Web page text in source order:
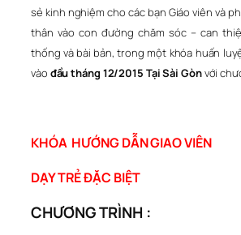
sẻ kinh nghiệm cho các bạn Giáo viên và
thân vào con đường chăm sóc – can
thống và bài bản, trong một khóa huấn
vào đầu tháng 12/2015 Tại Sài Gònvới
KHÓA HƯỚNG DẪN GIAO VIÊN
DẠY TRẺ ĐẶC BIỆT
CHƯƠNG TRÌNH :